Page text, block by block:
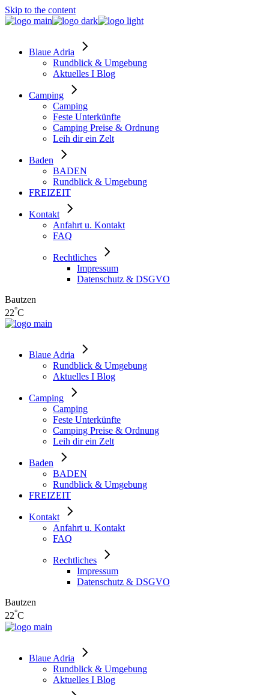
Skip to the content
Blaue Adria
Rundblick & Umgebung
Aktuelles I Blog
Camping
Camping
Feste Unterkünfte
Camping Preise & Ordnung
Leih dir ein Zelt
Baden
BADEN
Rundblick & Umgebung
FREIZEIT
Kontakt
Anfahrt u. Kontakt
FAQ
Rechtliches
Impressum
Datenschutz & DSGVO
Bautzen
22°C
Blaue Adria
Rundblick & Umgebung
Aktuelles I Blog
Camping
Camping
Feste Unterkünfte
Camping Preise & Ordnung
Leih dir ein Zelt
Baden
BADEN
Rundblick & Umgebung
FREIZEIT
Kontakt
Anfahrt u. Kontakt
FAQ
Rechtliches
Impressum
Datenschutz & DSGVO
Bautzen
22°C
Blaue Adria
Rundblick & Umgebung
Aktuelles I Blog